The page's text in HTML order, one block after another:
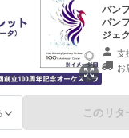
パンフ
パン
ジェ
援頂
フレ
お送
支
お
このリ